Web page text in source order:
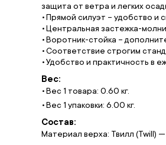
защита от ветра и легких
Прямой силуэт – удобство и
Центральная застежка-
Воротник-стойка –
Соответствие строгим
Удобство и практичность в
Вес:
Вес 1 товара: 0.60 кг.
Вес 1 упаковки: 6.00 кг.
Состав:
Материал верха: Твилл (Twill)